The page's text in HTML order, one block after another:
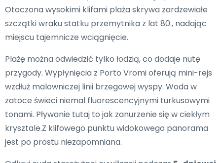
Otoczona wysokimi klifami plaża skrywa zardzewiałe
szczątki wraku statku przemytnika z lat 80., nadając
miejscu tajemnicze wciągnięcie.
Plażę można odwiedzić tylko łodzią, co dodaje nutę
przygody. Wypłynięcia z Porto Vromi oferują mini-rejs
wzdłuż malowniczej linii brzegowej wyspy. Woda w
zatoce świeci niemal fluorescencyjnymi turkusowymi
tonami. Pływanie tutaj to jak zanurzenie się w ciekłym
krysztale.Z klifowego punktu widokowego panorama
jest po prostu niezapomniana.